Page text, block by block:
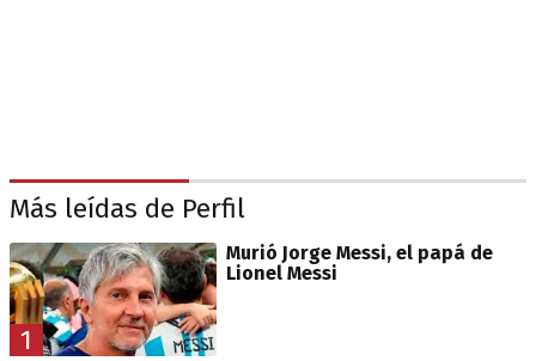
Más leídas de Perfil
1
Murió Jorge Messi, el papá de
Lionel Messi